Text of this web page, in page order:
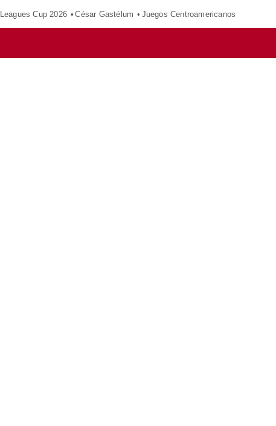
Leagues Cup 2026 César Gastélum Juegos Centroamericanos